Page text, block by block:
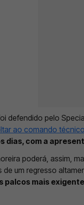
defendido pelo
ao comando
dias, com a
poderá, assim,
de um regresso
palcos mais